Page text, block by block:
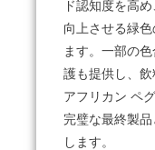
ド認知度を高
向上させる緑
ます。一部の
護も提供し、飲
アフリカン ペ
完璧な最終製
します。